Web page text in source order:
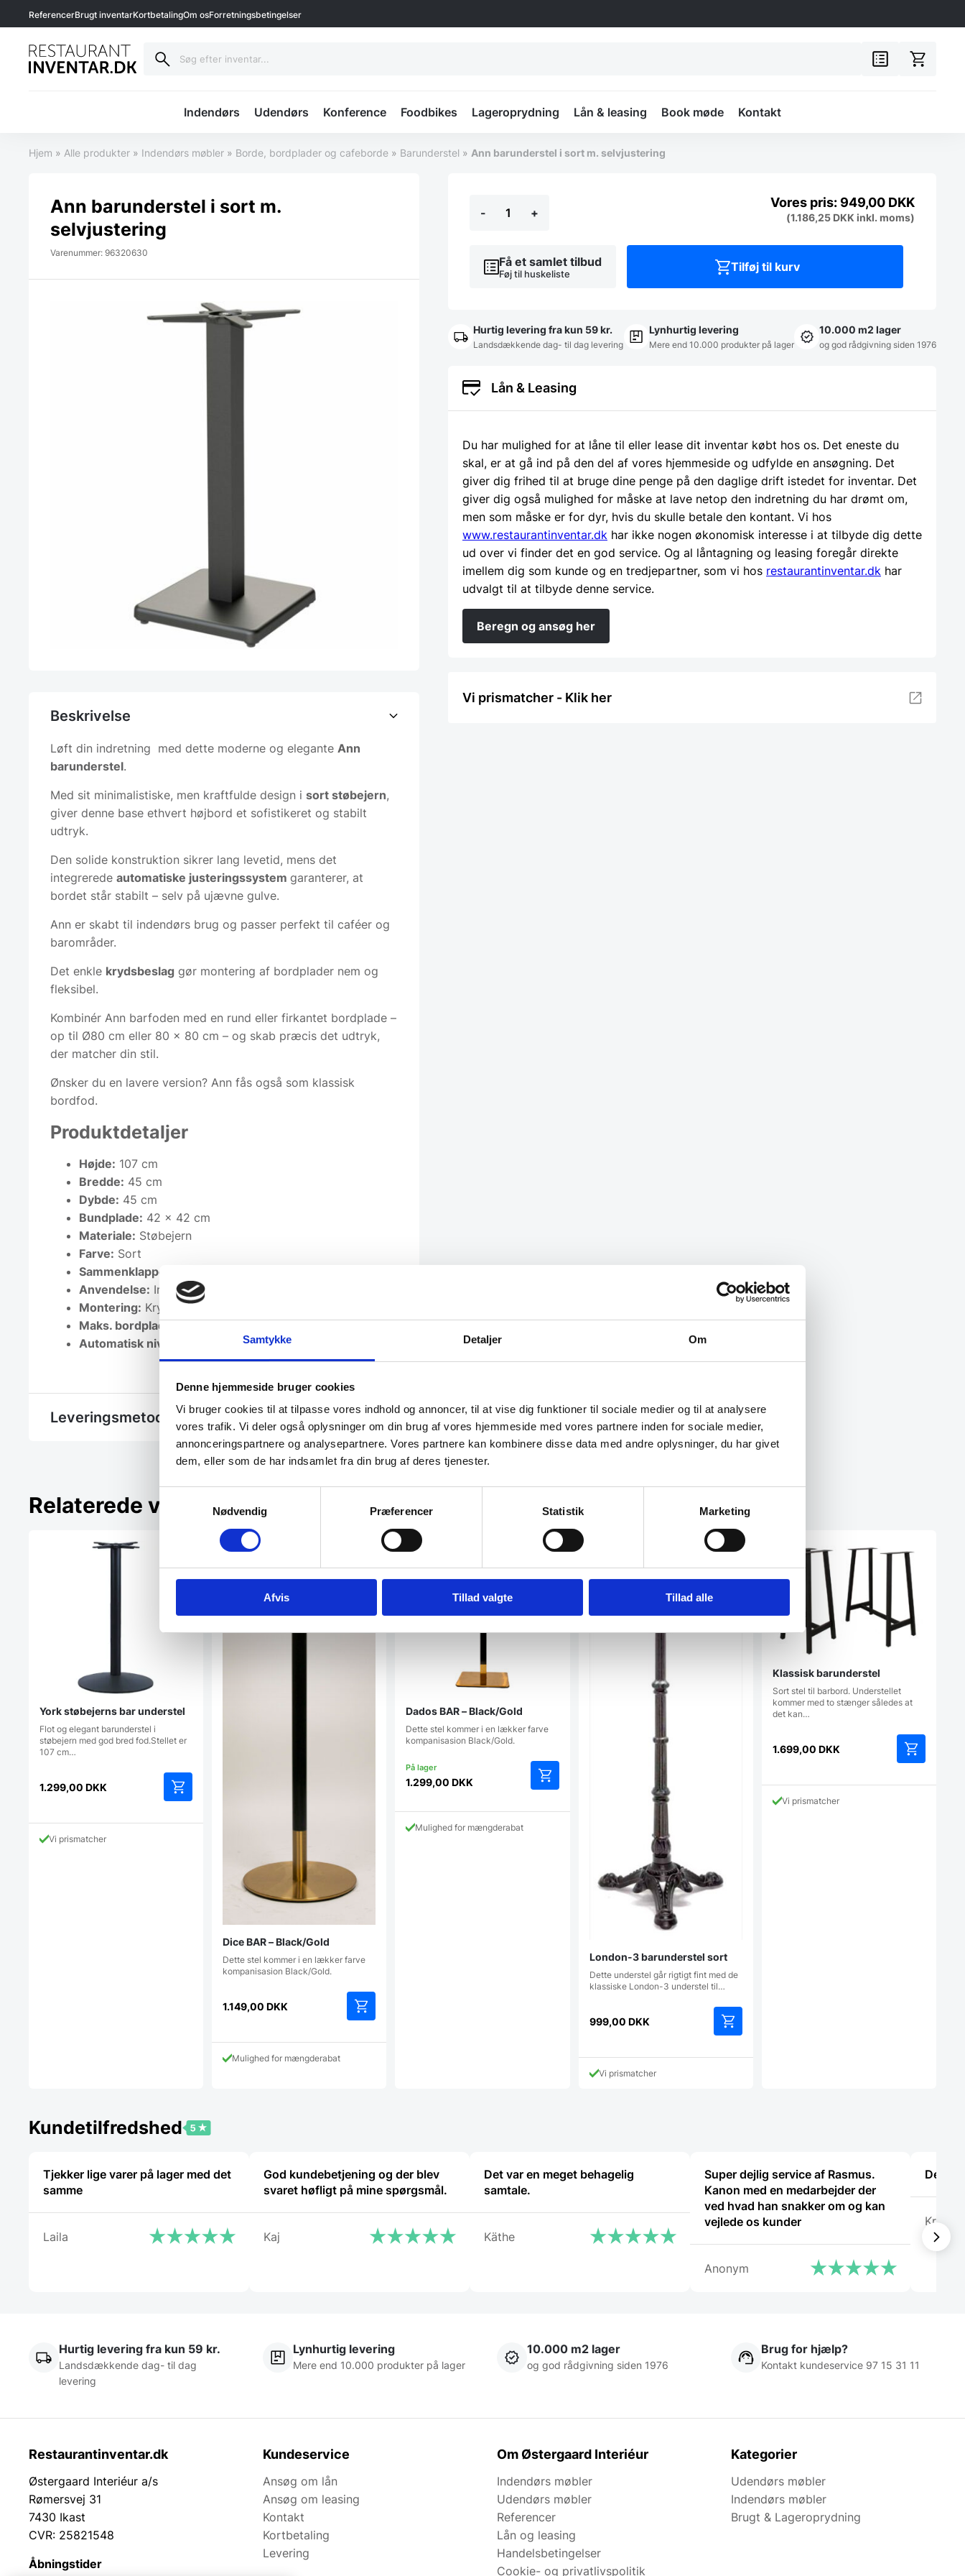
Samtykke Detaljer Om
Denne hjemmeside bruger cookies
Vi bruger cookies til at tilpasse vores indhold og annoncer, til at vise dig funktioner til sociale medier og til at analysere
vores trafik. Vi deler også oplysninger om din brug af vores hjemmeside med vores partnere inden for sociale medier,
annonceringspartnere og analysepartnere. Vores partnere kan kombinere disse data med andre oplysninger, du har givet
dem, eller som de har indsamlet fra din brug af deres tjenester.
Nødvendig
Præferencer Statistik Marketing
Afvis Tillad valgte Tillad alle
ReferencerBrugt inventarKortbetalingOm osForretningsbetingelser
Indendørs Udendørs Konference Foodbikes Lageroprydning Lån & leasing Book møde Kontakt
Hjem » Alle produkter » Indendørs møbler » Borde, bordplader og cafeborde » Barunderstel » Ann barunderstel i sort m. selvjustering
Ann barunderstel i sort m.
selvjustering
Varenummer: 96320630
Beskrivelse
Løft din indretning med dette moderne og elegante Ann
barunderstel.
Med sit minimalistiske, men kraftfulde design i sort støbejern,
giver denne base ethvert højbord et sofistikeret og stabilt
udtryk.
Den solide konstruktion sikrer lang levetid, mens det
integrerede automatiske justeringssystem garanterer, at
bordet står stabilt – selv på ujævne gulve.
Ann er skabt til indendørs brug og passer perfekt til caféer og
barområder.
Det enkle krydsbeslag gør montering af bordplader nem og
fleksibel.
Kombinér Ann barfoden med en rund eller firkantet bordplade –
op til Ø80 cm eller 80 x 80 cm – og skab præcis det udtryk,
der matcher din stil.
Ønsker du en lavere version? Ann fås også som klassisk
bordfod.
Produktdetaljer
Højde: 107 cm
Bredde: 45 cm
Dybde: 45 cm
Bundplade: 42 x 42 cm
Materiale: Støbejern
Farve: Sort
Sammenklappelig:
Anvendelse: Indendørs
Montering: Krydsbeslag
Maks. bordpladestørrelse:
Automatisk niveausystem:
Ja
Leveringsmetode
-
barunderstel
selvjustering
antal
+
949,00 DKK
(1.186,25 DKK inkl. moms)
Få et samlet tilbud
Føj til huskeliste Tilføj til kurv
Hurtig levering fra kun 59 kr.
Landsdækkende dag- til dag levering
Lynhurtig levering
Mere end 10.000 produkter på lager
10.000 m2 lager
og god rådgivning siden 1976
Lån & Leasing
Du har mulighed for at låne til eller lease dit inventar købt hos os. Det eneste du
skal, er at gå ind på den del af vores hjemmeside og udfylde en ansøgning. Det
giver dig frihed til at bruge dine penge på den daglige drift istedet for inventar. Det
giver dig også mulighed for måske at lave netop den indretning du har drømt om,
men som måske er for dyr, hvis du skulle betale den kontant. Vi hos
www.restaurantinventar.dk har ikke nogen økonomisk interesse i at tilbyde dig dette
ud over vi finder det en god service. Og al låntagning og leasing foregår direkte
imellem dig som kunde og en tredjepartner, som vi hos restaurantinventar.dk har
udvalgt til at tilbyde denne service.
Beregn og ansøg her
Vi prismatcher - Klik her
Relaterede varer
York støbejerns bar understel
Flot og elegant barunderstel i
støbejern med god bred fod.Stellet er
107 cm…
1.299,00 DKK
Vi prismatcher
Dice BAR – Black/Gold
Dette stel kommer i en lækker farve
kompanisasion Black/Gold.
1.149,00DKK
Mulighed for mængderabat
Dados BAR – Black/Gold
Dette stel kommer i en lækker farve
kompanisasion Black/Gold.
1.299,00DKK
Mulighed for mængderabat
London-3 barunderstel sort
Dette understel går rigtigt fint med de
klassiske London-3 understel til…
999,00 DKK
Vi prismatcher
Klassisk barunderstel
Sort stel til barbord. Understellet
kommer med to stænger således at
det kan…
1.699,00 DKK
Vi prismatcher
Kundetilfredshed
Tjekker lige varer på lager med det
samme
Laila
God kundebetjening og der blev
svaret høfligt på mine spørgsmål.
Kaj
Det var en meget behagelig
samtale.
Käthe
Super dejlig service af Rasmus.
Kanon med en medarbejder der
ved hvad han snakker om og kan
vejlede os kunder
Anonym
De
Kris
Hurtig levering fra kun 59 kr.
Landsdækkende dag- til dag
levering
Lynhurtig levering
Mere end 10.000 produkter på lager
10.000 m2 lager
og god rådgivning siden 1976
Brug for hjælp?
Kontakt kundeservice 97 15 31 11
Restaurantinventar.dk
Østergaard Interiéur a/s
Rømersvej 31
7430 Ikast
CVR: 25821548
Åbningstider
Kundeservice
Ansøg om lån
Ansøg om leasing
Kontakt
Kortbetaling
Levering
Om Østergaard Interiéur
Indendørs møbler
Udendørs møbler
Referencer
Lån og leasing
Handelsbetingelser
Cookie- og privatlivspolitik
Kategorier
Udendørs møbler
Indendørs møbler
Brugt & Lageroprydning